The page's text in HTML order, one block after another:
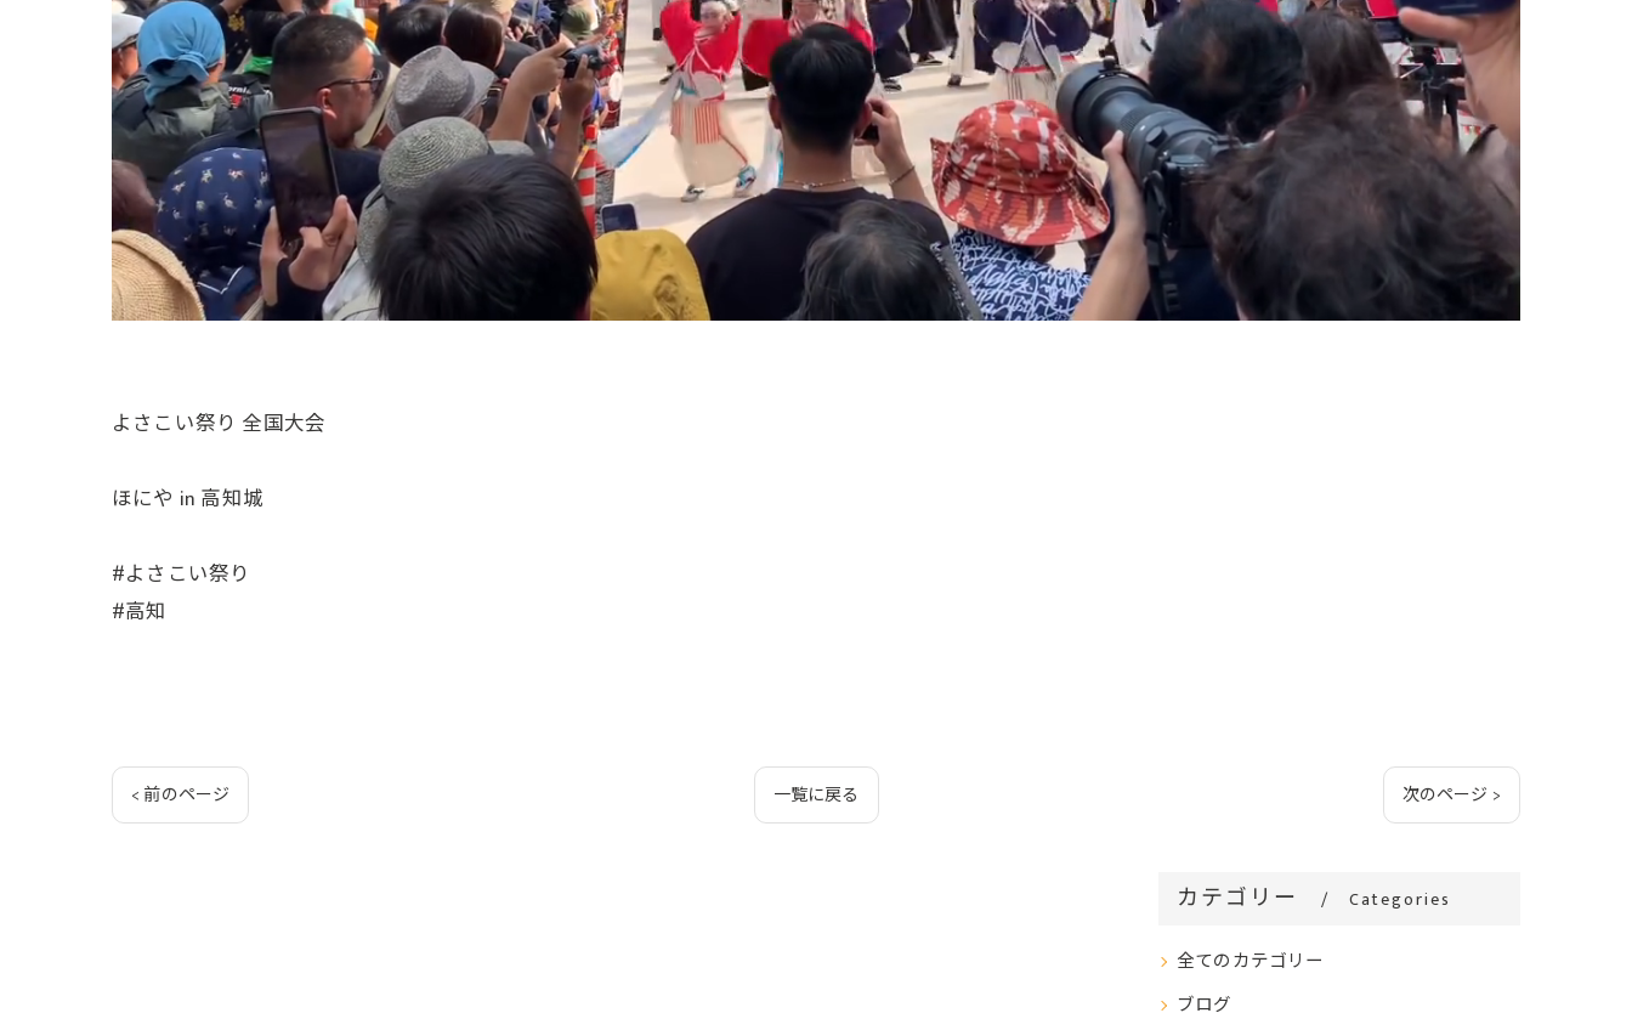
よさこい祭り 全国大会
ほにや in 高知城
#よさこい祭り
#高知
< 前のページ 一覧に戻る 次のページ >
カテゴリー Categories
全てのカテゴリー
ブログ